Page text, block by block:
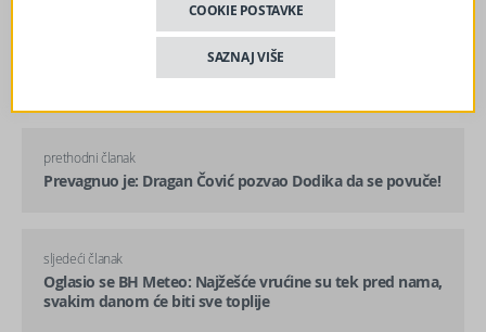
prethodni članak
Prevagnuo je: Dragan Čović pozvao Dodika da se povuče!
sljedeći članak
Oglasio se BH Meteo: Najžešće vrućine su tek pred nama,
svakim danom će biti sve toplije
COOKIE POSTAVKE
SAZNAJ VIŠE